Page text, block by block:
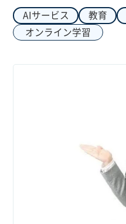
AIサービス 教育
オンライン学習